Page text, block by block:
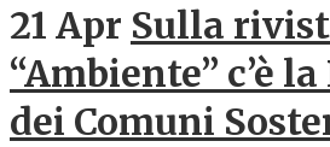
21 Apr Sulla
“Ambiente” c’è la
dei Comuni